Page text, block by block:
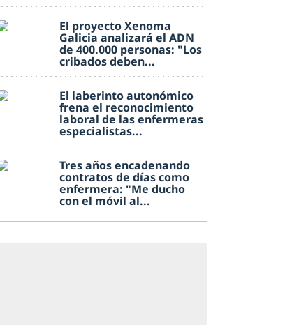
El proyecto Xenoma
Galicia analizará el ADN
de 400.000 personas: "Los
cribados deben...
El laberinto autonómico
frena el reconocimiento
laboral de las enfermeras
especialistas...
Tres años encadenando
contratos de días como
enfermera: "Me ducho
con el móvil al...